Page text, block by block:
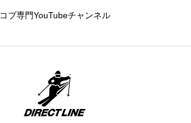
コブ専門YouTubeチャンネル